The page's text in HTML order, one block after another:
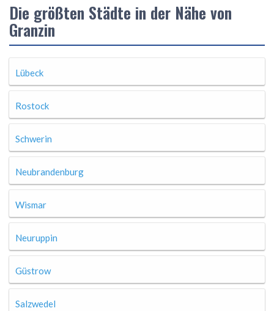
Die größten Städte in der Nähe von
Granzin
Lübeck
Rostock
Schwerin
Neubrandenburg
Wismar
Neuruppin
Güstrow
Salzwedel